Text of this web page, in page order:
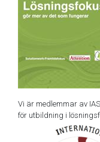
Vi är medlemmar av
för utbildning i